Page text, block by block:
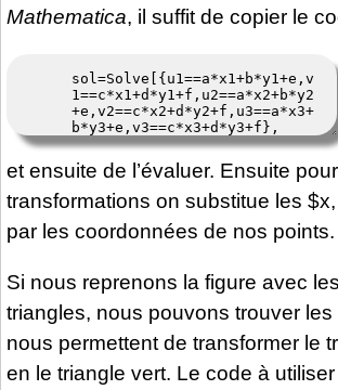
Mathematica, il suffit de copier le
et ensuite de l’évaluer. Ensuite
transformations on substitue les
par les coordonnées de nos points.
Si nous reprenons la figure avec
triangles, nous pouvons trouver
nous permettent de transformer le
en le triangle vert. Le code à